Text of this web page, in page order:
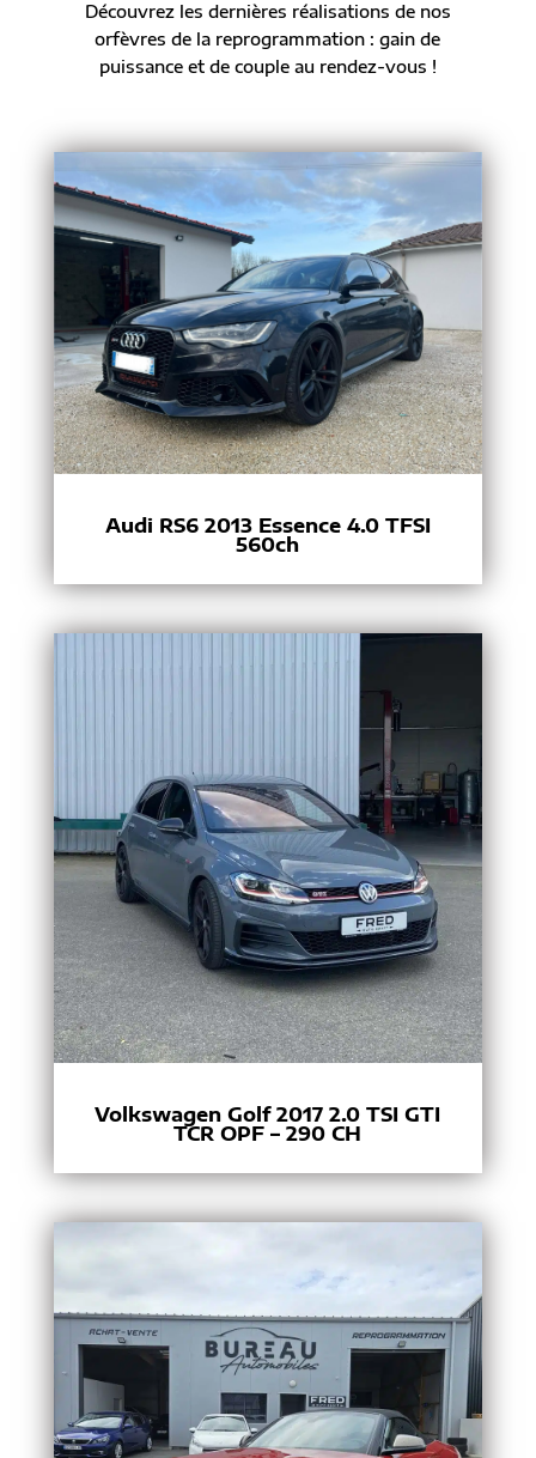
Découvrez les dernières réalisations de nos
orfèvres de la reprogrammation : gain de
puissance et de couple au rendez-vous !
Audi RS6 2013 Essence 4.0 TFSI
560ch
Volkswagen Golf 2017 2.0 TSI GTI
TCR OPF – 290 CH